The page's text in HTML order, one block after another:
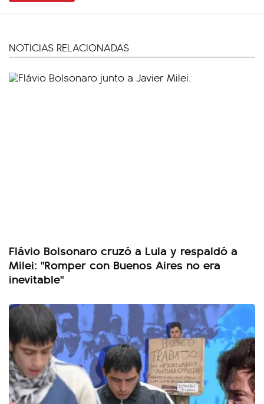
NOTICIAS RELACIONADAS
Flávio Bolsonaro cruzó a Lula y respaldó a
Milei: "Romper con Buenos Aires no era
inevitable"